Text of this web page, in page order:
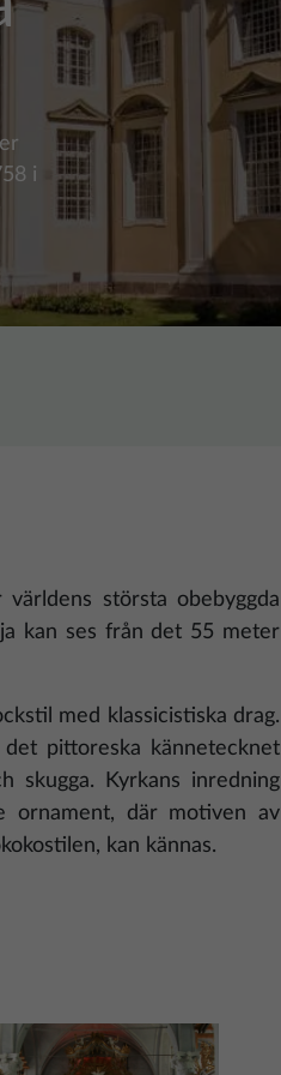
i
största obebyggda
kan ses från det 55 meter
med klassicistiska drag.
pittoreska kännetecknet
skugga. Kyrkans inredning
ornament, där motiven av
kan kännas.